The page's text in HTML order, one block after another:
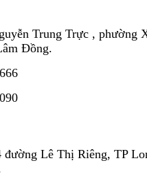
Trung Trực , phường
Đồng.
đường Lê Thị Riêng, TP